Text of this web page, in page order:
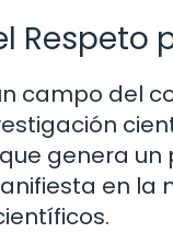
Respeto
campo del
genera
en